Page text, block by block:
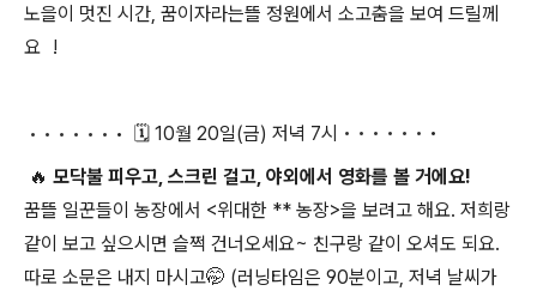
노을이 멋진 시간, 꿈이자라는뜰 정원에서 소고춤을 보여 드릴께
요 !
• • • • • • • 🗓️ 10월 20일(금) 저녁 7시 • • • • • • •
🔥 모닥불 피우고, 스크린 걸고, 야외에서 영화를 볼 거에요!
꿈뜰 일꾼들이 농장에서 <위대한 ** 농장>을 보려고 해요. 저희랑
같이 보고 싶으시면 슬쩍 건너오세요~ 친구랑 같이 오셔도 되요.
따로 소문은 내지 마시고🤭 (러닝타임은 90분이고, 저녁 날씨가